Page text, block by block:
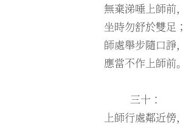
無棄涕唾上師前，
坐時勿舒於雙足；
師處舉步隨口諍，
應當不作上師前。
三十：
上師行處鄰近傍，